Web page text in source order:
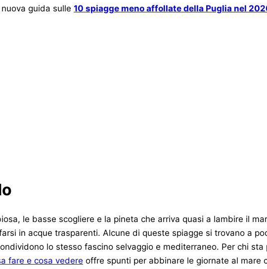
guida sulle 10 spiagge meno affollate della Puglia nel
le basse scogliere e la pineta che arriva quasi a lambire il
in acque trasparenti. Alcune di queste spiagge si trovano a
lo stesso fascino selvaggio e mediterraneo. Per chi
fare e cosa vedere offre spunti per abbinare le giornate al mare